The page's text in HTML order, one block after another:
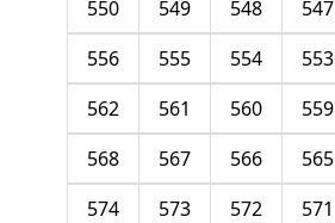
547
548
549
550
553
554
555
556
559
560
561
562
565
566
567
568
571
572
573
574